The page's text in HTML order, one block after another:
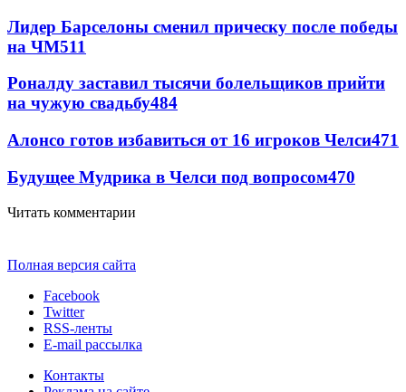
Лидер Барселоны сменил прическу после победы
на ЧМ511
Роналду заставил тысячи болельщиков прийти
на чужую свадьбу484
Алонсо готов избавиться от 16 игроков Челси471
Будущее Мудрика в Челси под вопросом470
Читать комментарии
Полная версия сайта
Facebook
Twitter
RSS-ленты
E-mail рассылка
Контакты